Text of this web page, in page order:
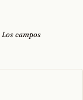
Los campos